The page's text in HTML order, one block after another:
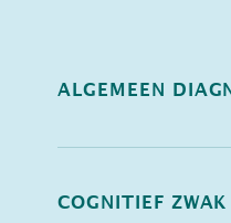
ALGEMEEN
COGNITIEF ZWAK